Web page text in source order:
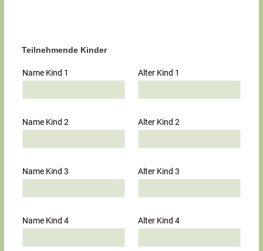
Teilnehmende Kinder
Name Kind 1 Alter Kind 1
Name Kind 2 Alter Kind 2
Name Kind 3 Alter Kind 3
Name Kind 4 Alter Kind 4